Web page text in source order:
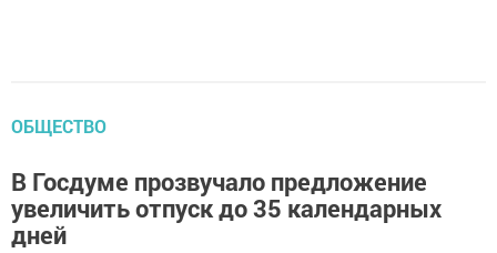
ОБЩЕСТВО
В Госдуме прозвучало предложение
увеличить отпуск до 35 календарных
дней